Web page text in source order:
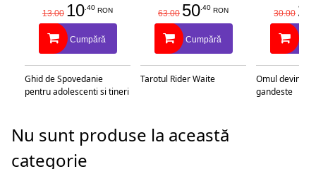
13.00 10.40 RON
Cumpără
Ghid de Spovedanie
pentru adolescenti si tineri
63.00 50.40 RON
Cumpără
Tarotul Rider Waite
30.00 25
Omul devine
gandeste
Nu sunt produse la această
categorie